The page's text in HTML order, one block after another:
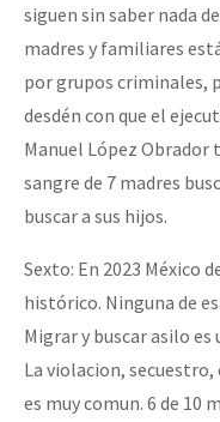
siguen sin saber nada
madres y familiares
por grupos criminales,
desdén con que el
Manuel López Obrador
sangre de 7 madres
buscar a sus hijos.
Sexto: En 2023 México
histórico. Ninguna de
Migrar y buscar asilo
La violacion,
es muy comun. 6 de 10